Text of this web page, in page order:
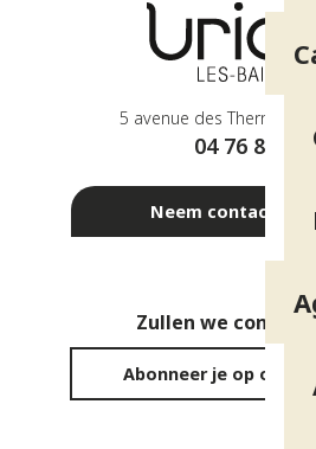
5 avenue des Thermes -
04 76 89 10
Neem contact
Zullen we contact
Abonneer je op onze